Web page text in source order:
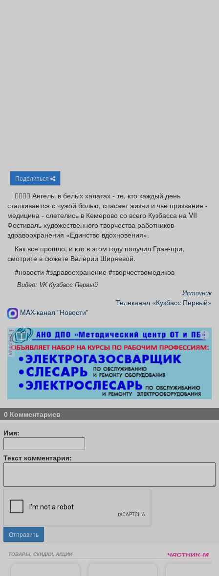
Поделиться
🧑‍⚕👩‍⚕ Ангелы в белых халатах - те, кто каждый день
сталкивается с чужой болью, спасает жизни и чьё призвание -
медицина - слетелись в Кемерово со всего Кузбасса на VII
Фестиваль художественного творчества работников
здравоохранения «Единство вдохновения».
Как все прошло, и кто в этом году получил Гран-при,
смотрите в сюжете Валерии Ширяевой.
#новости #здравоохранение #творчествомедиков
Видео: VK Кузбасс Первый
Источник
Телеканал «Кузбасс Первый»
MAX-канал "Новости"
реклама
0 Комментариев
Имя:
Текст комментария:
Отправить
ТОВАРЫ, СКИДКИ, АКЦИИ